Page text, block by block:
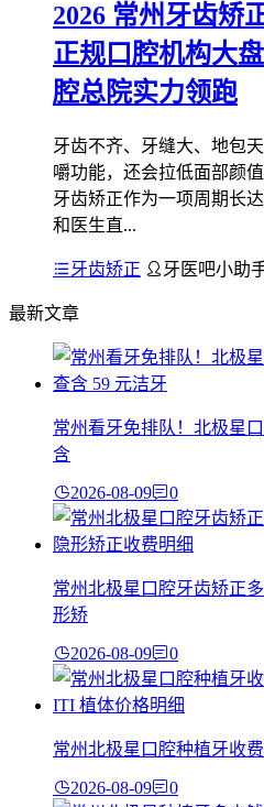
2026 常州牙齿矫
正规口腔机构大
腔总院实力领跑
牙齿不齐、牙缝大、地包
嚼功能，还会拉低面部颜
牙齿矫正作为一项周期长
和医生直...
牙齿矫正 牙医吧小助
最新文章
常州看牙免排队！北极星
含
2026-08-09 0
常州北极星口腔牙齿矫正
形矫
2026-08-09 0
常州北极星口腔种植牙收
2026-08-09 0